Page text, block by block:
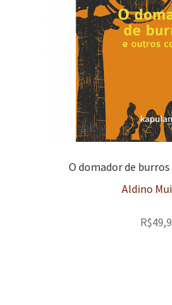
O domador de
Aldino
R$